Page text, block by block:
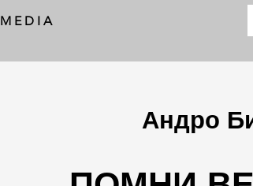
M E D I A
Андро